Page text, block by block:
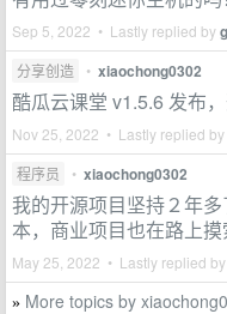
Sep 5, 2022 • Lastly replied by
分享创造 • xiaochong0302
酷瓜云课堂 v1.5.6 发布
Nov 25, 2022 • Lastly replied by
程序员 • xiaochong0302
我的开源项目坚持２年
本，商业项目也在路上摸
May 25, 2022 • Lastly replied by
» More topics by